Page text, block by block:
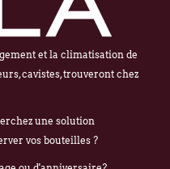
et la climatisation de
cavistes, trouveront chez
une solution
vos bouteilles ?